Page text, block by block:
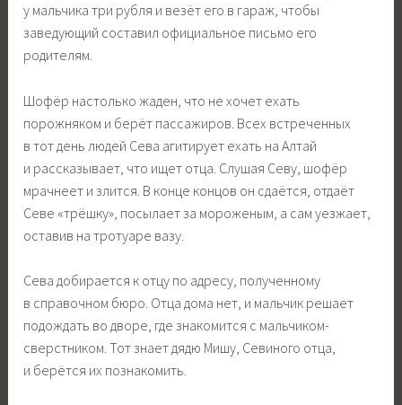
у мальчика три рубля и везёт его в гараж, чтобы
заведующий составил официальное письмо его
родителям.
Шофёр настолько жаден, что не хочет ехать
порожняком и берёт пассажиров. Всех встреченных
в тот день людей Сева агитирует ехать на Алтай
и рассказывает, что ищет отца. Слушая Севу, шофёр
мрачнеет и злится. В конце концов он сдаётся, отдаёт
Севе «трёшку», посылает за мороженым, а сам уезжает,
оставив на тротуаре вазу.
Сева добирается к отцу по адресу, полученному
в справочном бюро. Отца дома нет, и мальчик решает
подождать во дворе, где знакомится с мальчиком-
сверстником. Тот знает дядю Мишу, Севиного отца,
и берётся их познакомить.